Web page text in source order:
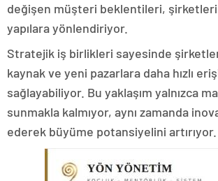
değişen müşteri beklentileri,
yapılara yönlendiriyor.
Stratejik iş birlikleri sayesinde
kaynak ve yeni pazarlara daha hızlı
sağlayabiliyor. Bu yaklaşım yalnızca
sunmakla kalmıyor, aynı zamanda
ederek büyüme potansiyelini artırıyor.